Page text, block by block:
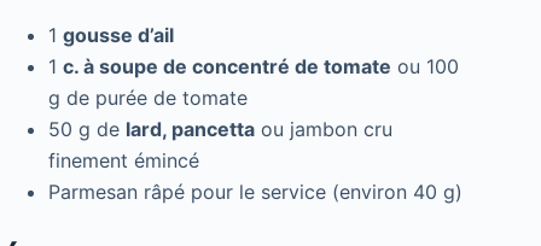
1 gousse d’ail
1 c. à soupe de concentré de tomate ou 100
g de purée de tomate
50 g de lard, pancetta ou jambon cru
finement émincé
Parmesan râpé pour le service (environ 40 g)